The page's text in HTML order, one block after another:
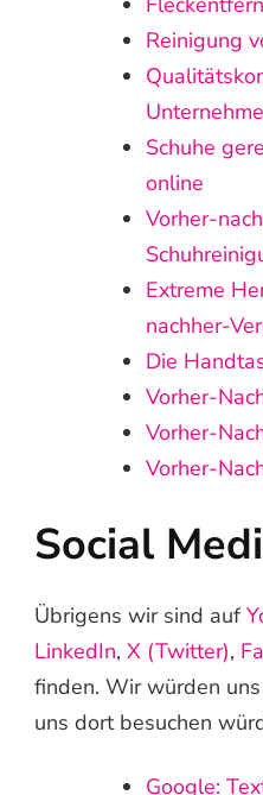
Reinigung
Schuhe
online
Vorher-
Extreme
nachher-
Die
Vorher-
Vorher-
Vorher-
Social
Übrigens wir sind auf
LinkedIn, X (Twitter),
finden. Wir würden
uns dort besuchen
Google: